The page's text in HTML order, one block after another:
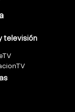
televisión